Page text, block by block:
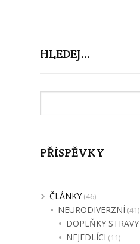
HLEDEJ…
PŘÍSPĚVKY
ČLÁNKY(46)
NEURODIVERZNÍ (41)
DOPLŇKY STRAVY
NEJEDLÍCI (11)